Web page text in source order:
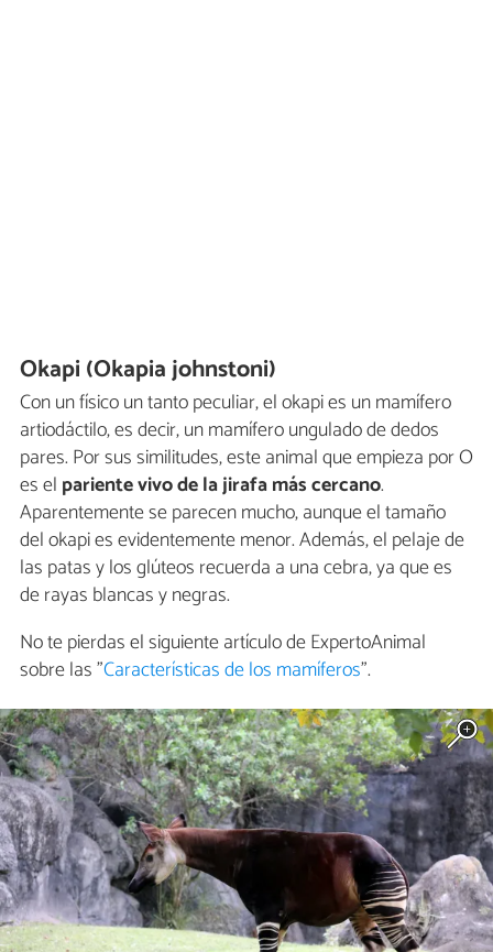
Okapi (Okapia johnstoni)
Con un físico un tanto peculiar, el okapi es un mamífero
artiodáctilo, es decir, un mamífero ungulado de dedos
pares. Por sus similitudes, este animal que empieza por O
es el pariente vivo de la jirafa más cercano.
Aparentemente se parecen mucho, aunque el tamaño
del okapi es evidentemente menor. Además, el pelaje de
las patas y los glúteos recuerda a una cebra, ya que es
de rayas blancas y negras.
No te pierdas el siguiente artículo de ExpertoAnimal
sobre las "Características de los mamíferos".